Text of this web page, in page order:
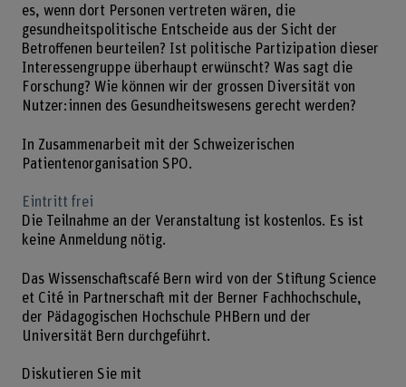
es, wenn dort Personen vertreten wären, die
gesundheitspolitische Entscheide aus der Sicht der
Betroffenen beurteilen? Ist politische Partizipation dieser
Interessengruppe überhaupt erwünscht? Was sagt die
Forschung? Wie können wir der grossen Diversität von
Nutzer:innen des Gesundheitswesens gerecht werden?
In Zusammenarbeit mit der Schweizerischen
Patientenorganisation SPO.
Eintritt frei
Die Teilnahme an der Veranstaltung ist kostenlos. Es ist
keine Anmeldung nötig.
Das Wissenschaftscafé Bern wird von der Stiftung Science
et Cité in Partnerschaft mit der Berner Fachhochschule,
der Pädagogischen Hochschule PHBern und der
Universität Bern durchgeführt.
Diskutieren Sie mit